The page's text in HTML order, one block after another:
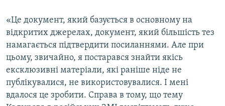
«Це документ, який базується в основному на
відкритих джерелах, документ, який більшість тез
намагається підтвердити посиланнями. Але при
цьому, звичайно, я постарався знайти якісь
ексклюзивні матеріали, які раніше ніде не
публікувалися, не використовувалися. І мені
вдалося це зробити. Справа в тому, що тему